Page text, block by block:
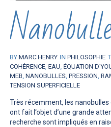
BY MARC HENRY IN PHILOSOPHIE
COHÉRENCE, EAU, ÉQUATION
MEB, NANOBULLES, PRESSION,
TENSION SUPERFICIELLE
Très récemment, les nanobulles
ont fait l’objet d’une grande
recherche sont impliqués en